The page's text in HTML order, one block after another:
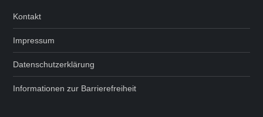
Kontakt
Impressum
Datenschutzerklärung
Informationen zur Barrierefreiheit